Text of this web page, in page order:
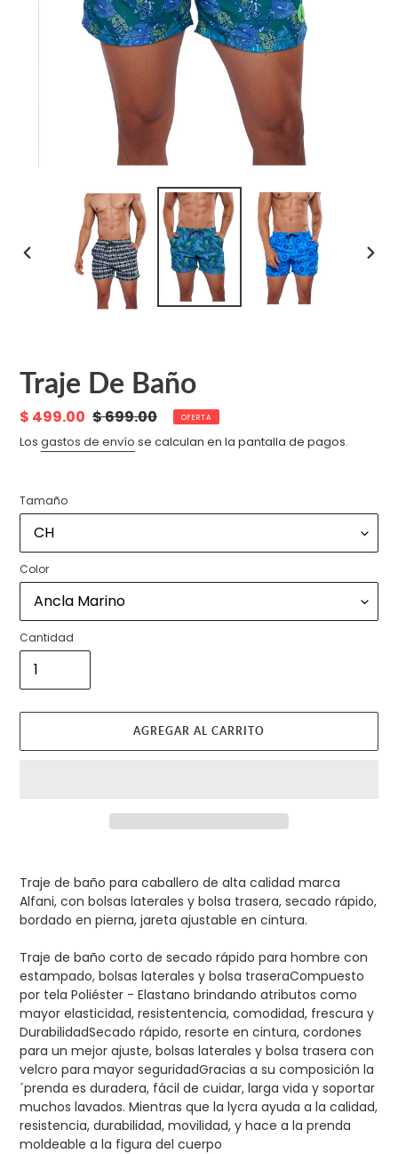
ANTERIOR
DIAPOSITIVA
Traje De Baño
Precio
de
venta
$ 499.00 Precio
habitual
$ 699.00 OFERTA
Los gastos de envío se calculan en la pantalla de pagos.
Tamaño
Color
Cantidad
AGREGAR AL CARRITO
producto
a
tu
de
compra
Traje de baño para caballero de alta calidad marca
Alfani, con bolsas laterales y bolsa trasera, secado rápido,
bordado en pierna, jareta ajustable en cintura.
Traje de baño corto de secado rápido para hombre con
estampado, bolsas laterales y bolsa traseraCompuesto
por tela Poliéster - Elastano brindando atributos como
mayor elasticidad, resistentencia, comodidad, frescura y
DurabilidadSecado rápido, resorte en cintura, cordones
para un mejor ajuste, bolsas laterales y bolsa trasera con
velcro para mayor seguridadGracias a su composición la
´prenda es duradera, fácil de cuidar, larga vida y soportar
muchos lavados. Mientras que la lycra ayuda a la calidad,
resistencia, durabilidad, movilidad, y hace a la prenda
moldeable a la figura del cuerpo